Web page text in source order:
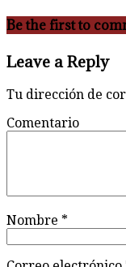
Be the first to
Leave a Reply
Tu dirección de
Comentario
Nombre *